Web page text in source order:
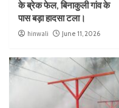
के ब्रेक फेल, बिनाकुली गांव के
पास बड़ा हादसा टला।
hinwali June 11, 2026